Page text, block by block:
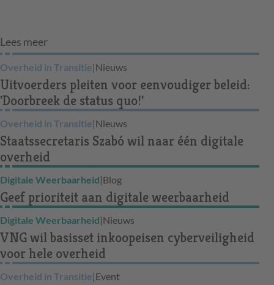
Lees meer
Overheid in Transitie|Nieuws
Uitvoerders pleiten voor eenvoudiger beleid:
'Doorbreek de status quo!'
Overheid in Transitie|Nieuws
Staatssecretaris Szabó wil naar één digitale
overheid
Digitale Weerbaarheid|Blog
Geef prioriteit aan digitale weerbaarheid
Digitale Weerbaarheid|Nieuws
VNG wil basisset inkoopeisen cyberveiligheid
voor hele overheid
Overheid in Transitie|Event